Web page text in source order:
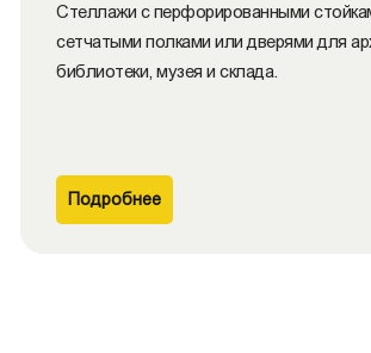
Стеллажи с перфорированными
сетчатыми полками или дверями для
библиотеки, музея и склада.
Подробнее